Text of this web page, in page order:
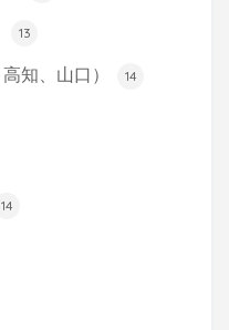
13
知、山口） 14
14